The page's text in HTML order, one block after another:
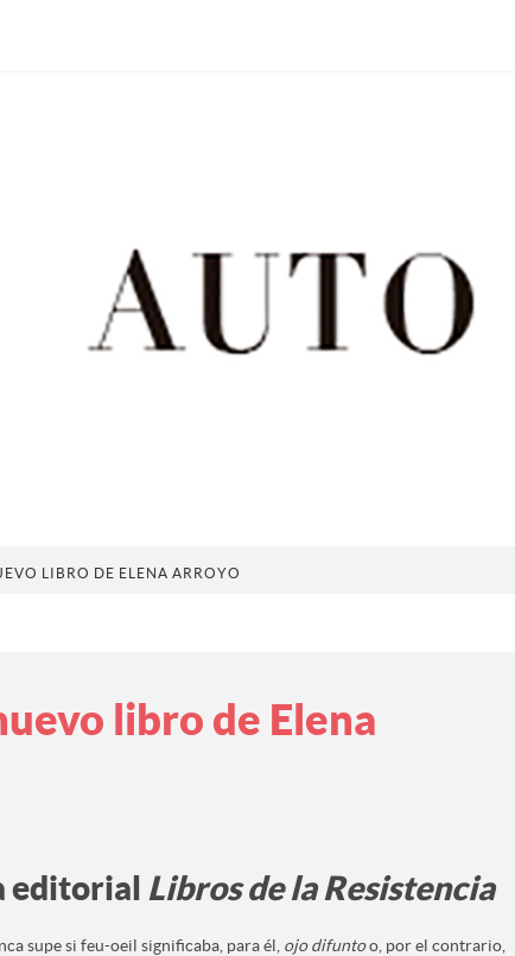
LIBRO DE ELENA ARROYO
libro de Elena
editorial Libros de la Resistencia
supe si feu-oeil significaba, para él, ojo difuntoo, por el contrario,